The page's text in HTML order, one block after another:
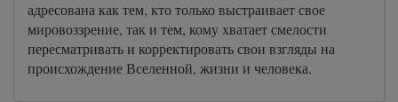
адресована как тем, кто только выстраивает свое
мировоззрение, так и тем, кому хватает смелости
пересматривать и корректировать свои взгляды на
происхождение Вселенной, жизни и человека.